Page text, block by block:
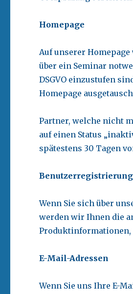
Homepage
Auf unserer
über ein Seminar
DSGVO einzustufen
Homepage
Partner, welche nicht
auf einen Status
spätestens 30 Tagen
Wenn Sie sich über
werden wir Ihnen die
Produktinformationen,
E-Mail-Adressen
Wenn Sie uns Ihre E-